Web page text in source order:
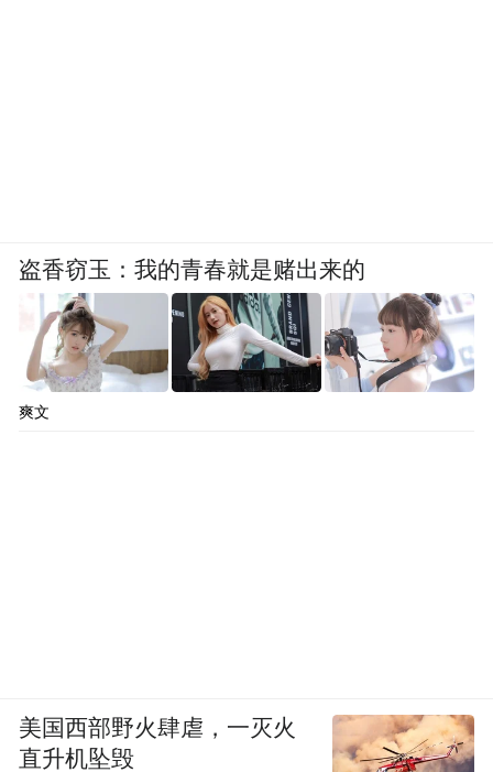
盗香窃玉：我的青春就是赌出来的
爽文
美国西部野火肆虐，一灭火
直升机坠毁